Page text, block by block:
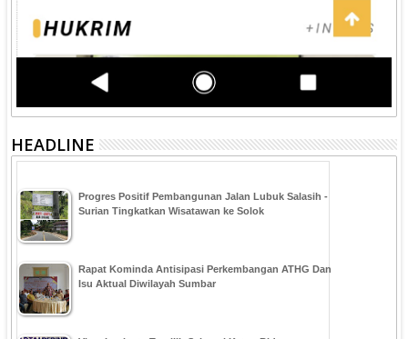
HEADLINE
Progres Positif Pembangunan Jalan Lubuk Salasih -
Surian Tingkatkan Wisatawan ke Solok
Rapat Kominda Antisipasi Perkembangan ATHG Dan
Isu Aktual Diwilayah Sumbar